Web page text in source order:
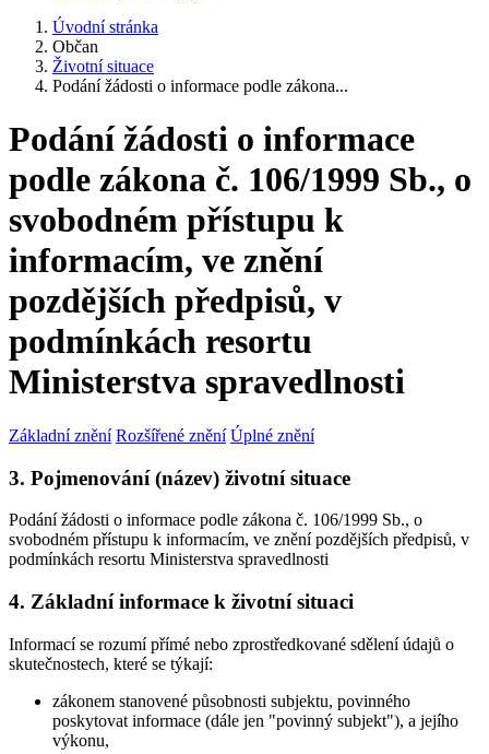
Úvodní stránka
Občan
Životní situace
Podání žádosti o informace podle zákona...
Podání žádosti o informace
podle zákona č. 106/1999 Sb., o
svobodném přístupu k
informacím, ve znění
pozdějších předpisů, v
podmínkách resortu
Ministerstva spravedlnosti
Základní znění Rozšířené znění Úplné znění
3. Pojmenování (název) životní situace
Podání žádosti o informace podle zákona č. 106/1999 Sb., o
svobodném přístupu k informacím, ve znění pozdějších předpisů, v
podmínkách resortu Ministerstva spravedlnosti
4. Základní informace k životní situaci
Informací se rozumí přímé nebo zprostředkované sdělení údajů o
skutečnostech, které se týkají:
zákonem stanovené působnosti subjektu, povinného
poskytovat informace (dále jen "povinný subjekt"), a jejího
výkonu,